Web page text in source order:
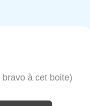
à cet boite)